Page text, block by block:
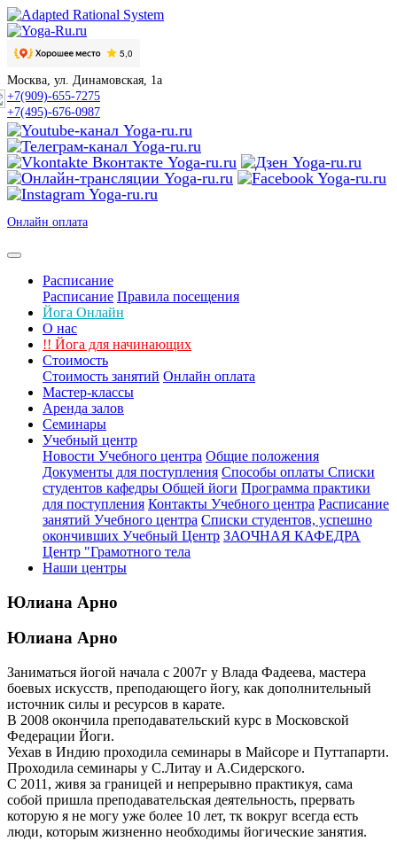
Москва, ул. Динамовская, 1а
+7(909)-655-7275
+7(495)-676-0987
Онлайн оплата
Расписание
Расписание Правила посещения
Йога Онлайн
О нас
!! Йога для начинающих
Стоимость
Стоимость занятий Онлайн оплата
Мастер-классы
Аренда залов
Семинары
Учебный центр
Новости Учебного центра Общие положения
Документы для поступления Способы оплаты Списки
студентов кафедры Общей йоги Программа практики
для поступления Контакты Учебного центра Расписание
занятий Учебного центра Списки студентов, успешно
окончивших Учебный Центр ЗАОЧНАЯ КАФЕДРА
Центр "Грамотного тела
Наши центры
Юлиана Арно
Юлиана Арно
Заниматься йогой начала с 2007г у Влада Фадеева, мастера
боевых искусств, преподающего йогу, как дополнительный
источник силы и ресурсов в карате.
В 2008 окончила преподавательский курс в Московской
Федерации Йоги.
Уехав в Индию проходила семинары в Майсоре и Путтапарти.
Проходила семинары у С.Литау и А.Сидерского.
С 2011, живя за границей и непрерывно практикуя, сама
собой пришла преподавательская деятельность, прервать
которую я не могу уже более 10 лет, тк вокруг всегда есть
люди, которым жизненно необходимы йогические занятия.